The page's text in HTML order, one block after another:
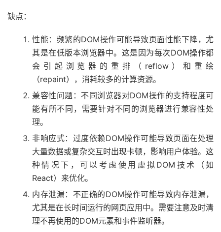
缺点：
性能：频繁的DOM操作可能导致页面性能下降，尤
其是在低版本浏览器中。这是因为每次DOM操作都
会引起浏览器的重排（reflow）和重绘
（repaint），消耗较多的计算资源。
兼容性问题：不同浏览器对DOM操作的支持程度可
能有所不同，需要针对不同的浏览器进行兼容性处
理。
非响应式：过度依赖DOM操作可能导致页面在处理
大量数据或复杂交互时出现卡顿，影响用户体验。这
种情况下，可以考虑使用虚拟DOM技术（如
React）来优化。
内存泄漏：不正确的DOM操作可能导致内存泄漏，
尤其是在长时间运行的网页应用中。需要注意及时清
理不再使用的DOM元素和事件监听器。